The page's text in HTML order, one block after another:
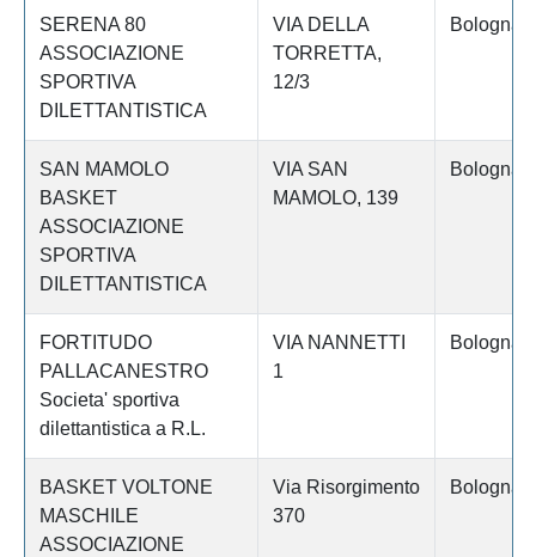
SERENA 80
ASSOCIAZIONE
SPORTIVA
DILETTANTISTICA
VIA DELLA
TORRETTA,
12/3
Bologna
SAN MAMOLO
BASKET
ASSOCIAZIONE
SPORTIVA
DILETTANTISTICA
VIA SAN
MAMOLO, 139
Bologna
FORTITUDO
PALLACANESTRO
Societa' sportiva
dilettantistica a R.L.
VIA NANNETTI
1
Bologna
BASKET VOLTONE
MASCHILE
ASSOCIAZIONE
Via Risorgimento
370
Bologna